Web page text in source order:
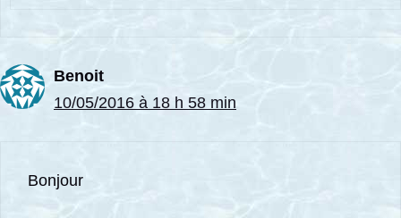
Benoit
10/05/2016 à 18 h 58 min
Bonjour